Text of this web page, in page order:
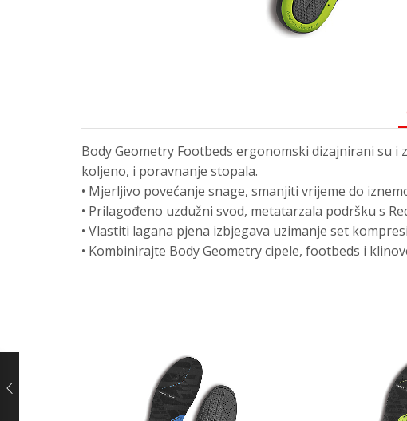
Body Geometry Footbeds ergonomski dizajnirani su
koljeno, i poravnanje stopala.
• Mjerljivo povećanje snage, smanjiti vrijeme do
• Prilagođeno uzdužni svod, metatarzala podršku s
• Vlastiti lagana pjena izbjegava uzimanje set
• Kombinirajte Body Geometry cipele, footbeds i